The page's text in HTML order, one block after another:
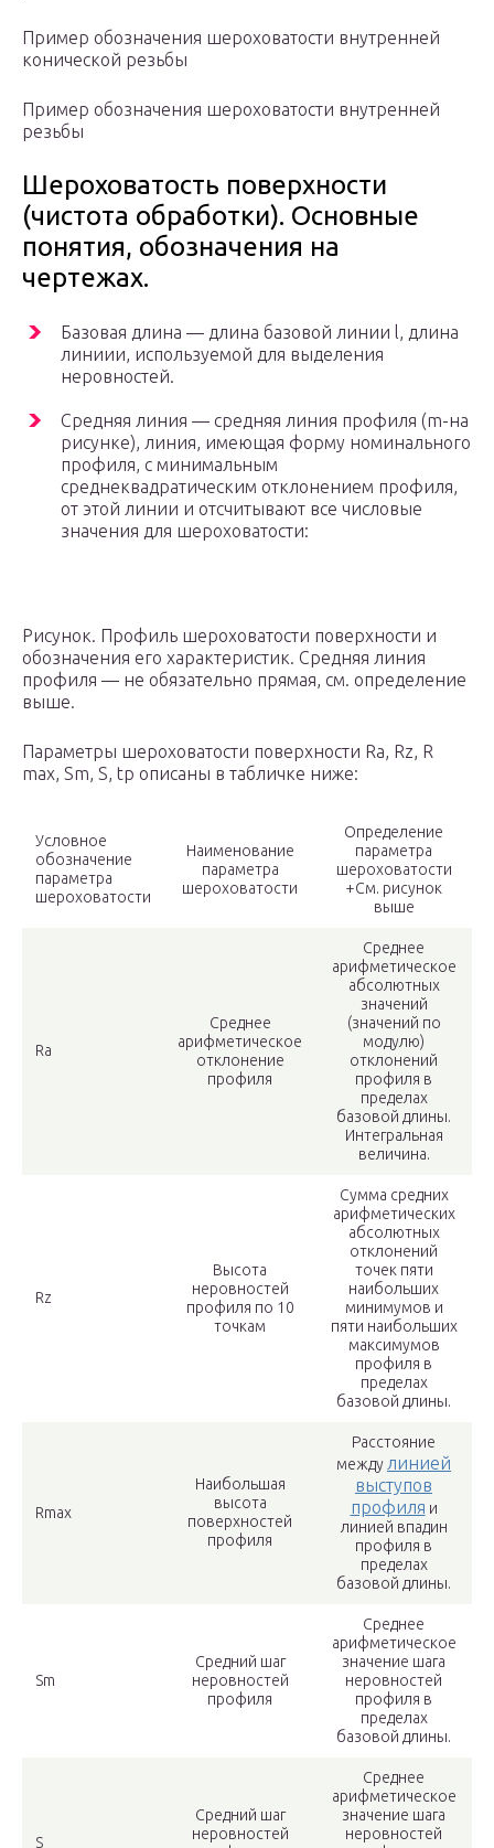
Пример обозначения шероховатости внутренней
конической резьбы
Пример обозначения шероховатости внутренней
резьбы
Шероховатость поверхности
(чистота обработки). Основные
понятия, обозначения на
чертежах.
Базовая длина — длина базовой линии l, длина
линиии, используемой для выделения
неровностей.
Средняя линия — средняя линия профиля (m-на
рисунке), линия, имеющая форму номинального
профиля, с минимальным
среднеквадратическим отклонением профиля,
от этой линии и отсчитывают все числовые
значения для шероховатости:
Рисунок. Профиль шероховатости поверхности и
обозначения его характеристик. Средняя линия
профиля — не обязательно прямая, см. определение
выше.
Параметры шероховатости поверхности Ra, Rz, R
max, Sm, S, tp описаны в табличке ниже:
Условное
обозначение
параметра
шероховатости
Наименование
параметра
шероховатости
Определение
параметра
шероховатости
+См. рисунок
выше
Ra
Среднее
арифметическое
отклонение
профиля
Среднее
арифметическое
абсолютных
значений
(значений по
модулю)
отклонений
профиля в
пределах
базовой длины.
Интегральная
величина.
Rz
Высота
неровностей
профиля по 10
точкам
Сумма средних
арифметических
абсолютных
отклонений
точек пяти
наибольших
минимумов и
пяти наибольших
максимумов
профиля в
пределах
базовой длины.
Rmax
Наибольшая
высота
поверхностей
профиля
Расстояние
между линией
выступов
профиля и
линией впадин
профиля в
пределах
базовой длины.
Sm
Средний шаг
неровностей
профиля
Среднее
арифметическое
значение шага
неровностей
профиля в
пределах
базовой длины.
S
Средний шаг
неровностей
Среднее
арифметическое
значение шага
неровностей